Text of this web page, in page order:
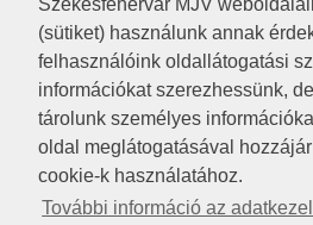
Székesfehérvár MJV
(sütiket) használunk annak
felhasználóink oldallátogatási
információkat szerezhessünk,
tárolunk személyes
oldal meglátogatásával
cookie-k használatához.
További információ az
A HONLAP 2017.03.31-I ÁLLAPOTA
JOGI NYILATKOZAT
IMPRESSZUM